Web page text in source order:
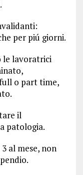
per piú giorni.
le lavoratrici
o part time,
il
patologia.
al mese, non